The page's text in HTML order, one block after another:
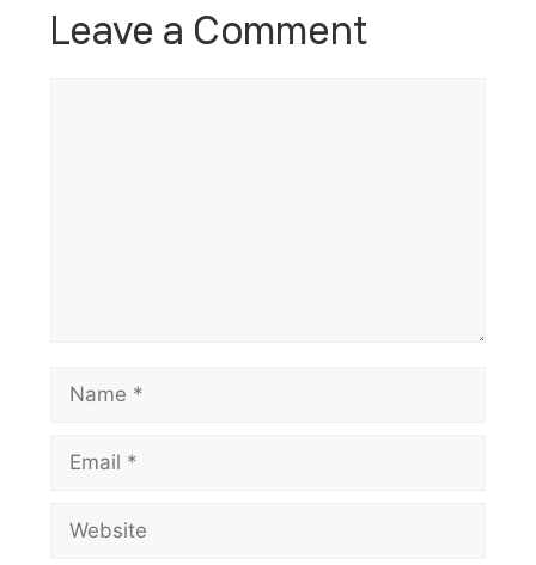
Leave a Comment
Name
Email
Website